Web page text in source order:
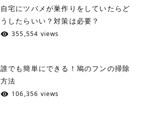
自宅にツバメが巣作りをしていたらど
うしたらいい？対策は必要？
355,554 views
誰でも簡単にできる！鳩のフンの掃除
方法
106,356 views